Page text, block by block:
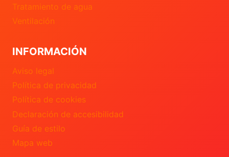
Tratamiento de agua
Ventilación
INFORMACIÓN
Aviso legal
Política de privacidad
Política de cookies
Declaración de accesibilidad
Guía de estilo
Mapa web